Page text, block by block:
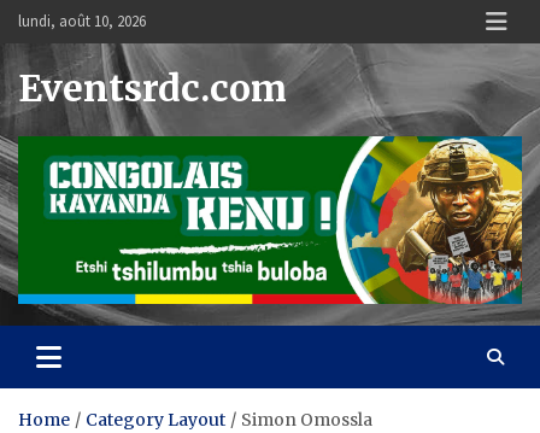
Skip
content
lundi, août 10, 2026
Eventsrdc.com
Home Category Layout Simon Omossla